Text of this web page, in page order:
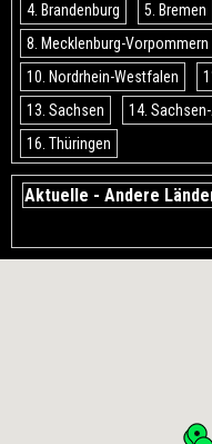
4. Brandenburg
5. Bremen
8. Mecklenburg-Vorpommern
10. Nordrhein-Westfalen
13. Sachsen
14.
16. Thüringen
Aktuelle - Andere